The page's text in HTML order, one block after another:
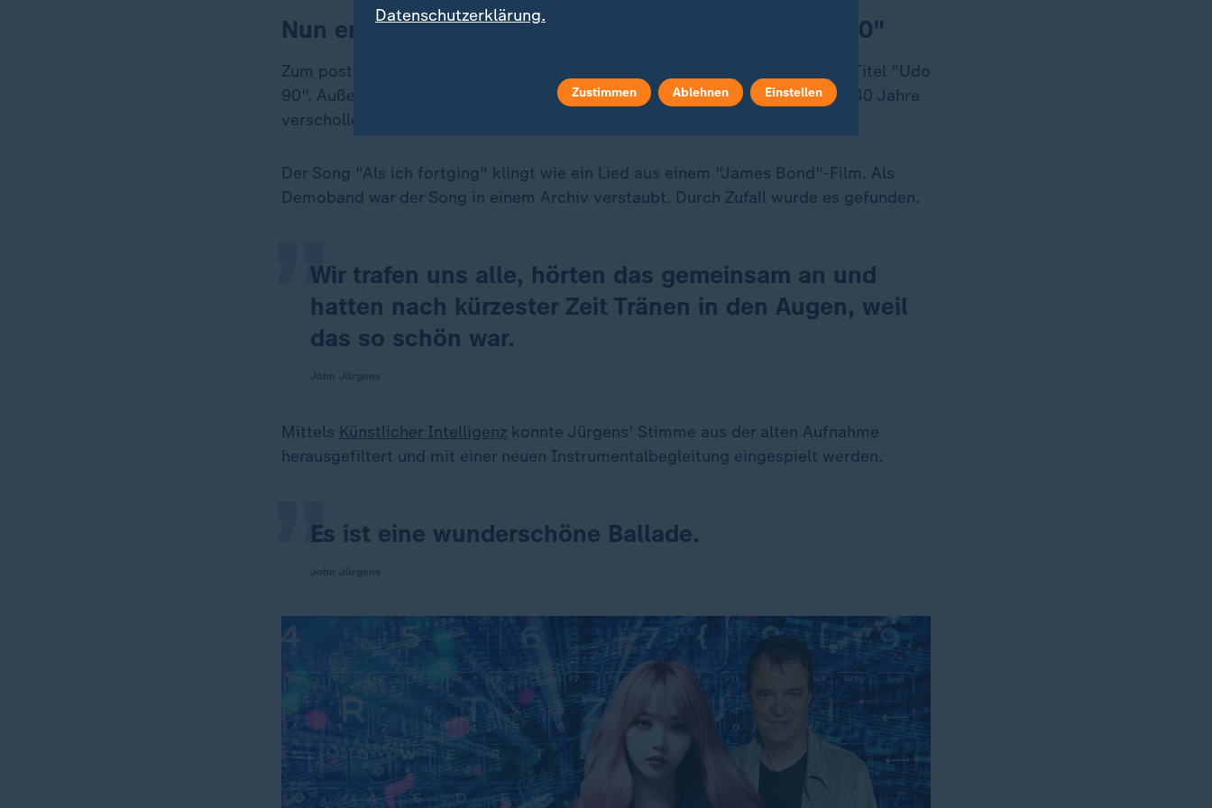
Nun erscheint noch mal das Best-of-Album "Udo 90"
Zum posthumen 90. Geburtstag erscheint eine Best-of-Sammlung mit dem Titel "Udo
90". Außerdem wird ein neues Lied von Udo Jürgens veröffentlicht, das für 40 Jahre
verschollen war.
Der Song "Als ich fortging" klingt wie ein Lied aus einem "James Bond"-Film. Als
Demoband war der Song in einem Archiv verstaubt. Durch Zufall wurde es gefunden.
Wir trafen uns alle, hörten das gemeinsam an und
hatten nach kürzester Zeit Tränen in den Augen, weil
das so schön war.
„
Mittels Künstlicher Intelligenz konnte Jürgens' Stimme aus der alten Aufnahme
herausgefiltert und mit einer neuen Instrumentalbegleitung eingespielt werden.
Es ist eine wunderschöne Ballade.
„
Datenschutzerklärung.
Zustimmen Ablehnen Einstellen